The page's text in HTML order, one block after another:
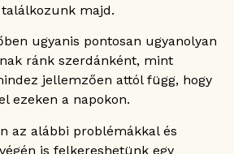
kapok időpontot hétvégi
majd.
ugyanis pontosan ugyanolyan
ránk szerdánként, mint
jellemzően attól függ, hogy
ezeken a napokon.
az alábbi problémákkal és
is felkereshetünk egy